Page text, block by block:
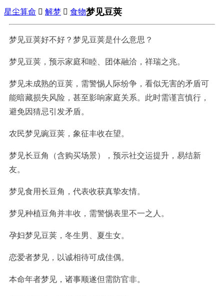
星尘算命  解梦  食物梦见豆荚
梦见豆荚好不好？梦见豆荚是什么意思？
梦见豆荚，预示家庭和睦、团体融洽，祥瑞之兆。
梦见未成熟的豆荚，需警惕人际纷争，看似无害的矛盾可
能暗藏损失风险，甚至影响家庭关系。此时需谨言慎行，
避免因猜忌引发矛盾。
农民梦见豌豆荚，象征丰收在望。
梦见长豆角（含购买场景），预示社交运提升，易结新
友。
梦见食用长豆角，代表收获真挚友情。
梦见种植豆角并丰收，需警惕表里不一之人。
孕妇梦见豆荚，冬生男、夏生女。
恋爱者梦见，以诚相待可成佳偶。
本命年者梦见，诸事顺遂但需防官非。